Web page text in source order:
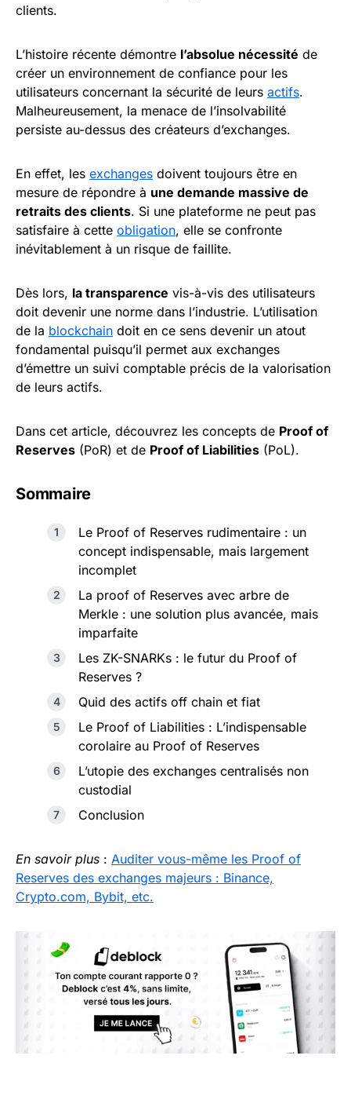
clients.
L’histoire récente démontre l’absolue nécessité de
créer un environnement de confiance pour les
utilisateurs concernant la sécurité de leurs actifs.
Malheureusement, la menace de l’insolvabilité
persiste au-dessus des créateurs d’exchanges.
En effet, les exchanges doivent toujours être en
mesure de répondre à une demande massive de
retraits des clients. Si une plateforme ne peut pas
satisfaire à cette obligation, elle se confronte
inévitablement à un risque de faillite.
Dès lors, la transparence vis-à-vis des utilisateurs
doit devenir une norme dans l’industrie. L’utilisation
de la blockchain doit en ce sens devenir un atout
fondamental puisqu’il permet aux exchanges
d’émettre un suivi comptable précis de la valorisation
de leurs actifs.
Dans cet article, découvrez les concepts de Proof of
Reserves (PoR) et de Proof of Liabilities (PoL).
Sommaire
Le Proof of Reserves rudimentaire : un
concept indispensable, mais largement
incomplet
La proof of Reserves avec arbre de
Merkle : une solution plus avancée, mais
imparfaite
Les ZK-SNARKs : le futur du Proof of
Reserves ?
Quid des actifs off chain et fiat
Le Proof of Liabilities : L’indispensable
corolaire au Proof of Reserves
L’utopie des exchanges centralisés non
custodial
Conclusion
En savoir plus : Auditer vous-même les Proof of
Reserves des exchanges majeurs : Binance,
Crypto.com, Bybit, etc.